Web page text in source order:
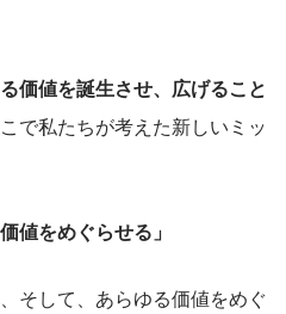
価値を誕生させ、広げること
で私たちが考えた新しいミッ
値をめぐらせる」
そして、あらゆる価値をめぐ